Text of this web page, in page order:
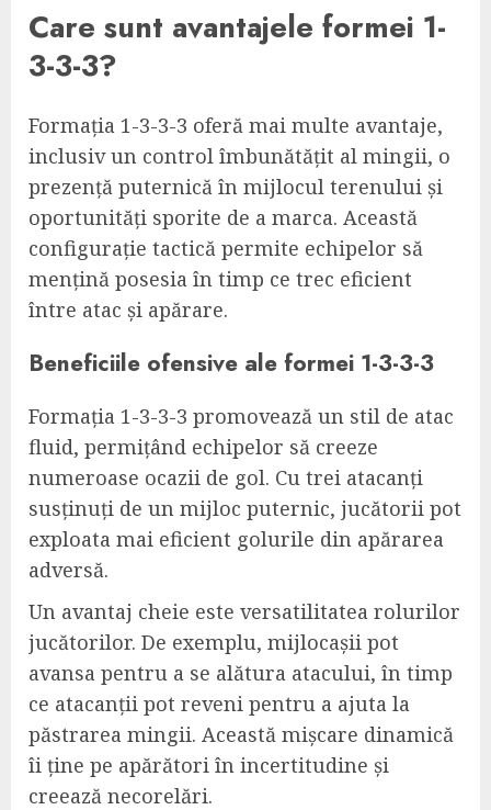
Care sunt avantajele formei 1-
3-3-3?
Formația 1-3-3-3 oferă mai multe avantaje,
inclusiv un control îmbunătățit al mingii, o
prezență puternică în mijlocul terenului și
oportunități sporite de a marca. Această
configurație tactică permite echipelor să
mențină posesia în timp ce trec eficient
între atac și apărare.
Beneficiile ofensive ale formei 1-3-3-3
Formația 1-3-3-3 promovează un stil de atac
fluid, permițând echipelor să creeze
numeroase ocazii de gol. Cu trei atacanți
susținuți de un mijloc puternic, jucătorii pot
exploata mai eficient golurile din apărarea
adversă.
Un avantaj cheie este versatilitatea rolurilor
jucătorilor. De exemplu, mijlocașii pot
avansa pentru a se alătura atacului, în timp
ce atacanții pot reveni pentru a ajuta la
păstrarea mingii. Această mișcare dinamică
îi ține pe apărători în incertitudine și
creează necorelări.